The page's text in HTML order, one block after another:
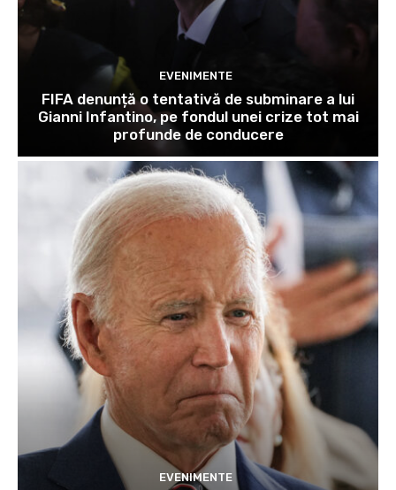
EVENIMENTE
FIFA denunță o tentativă de subminare a lui
Gianni Infantino, pe fondul unei crize tot mai
profunde de conducere
EVENIMENTE